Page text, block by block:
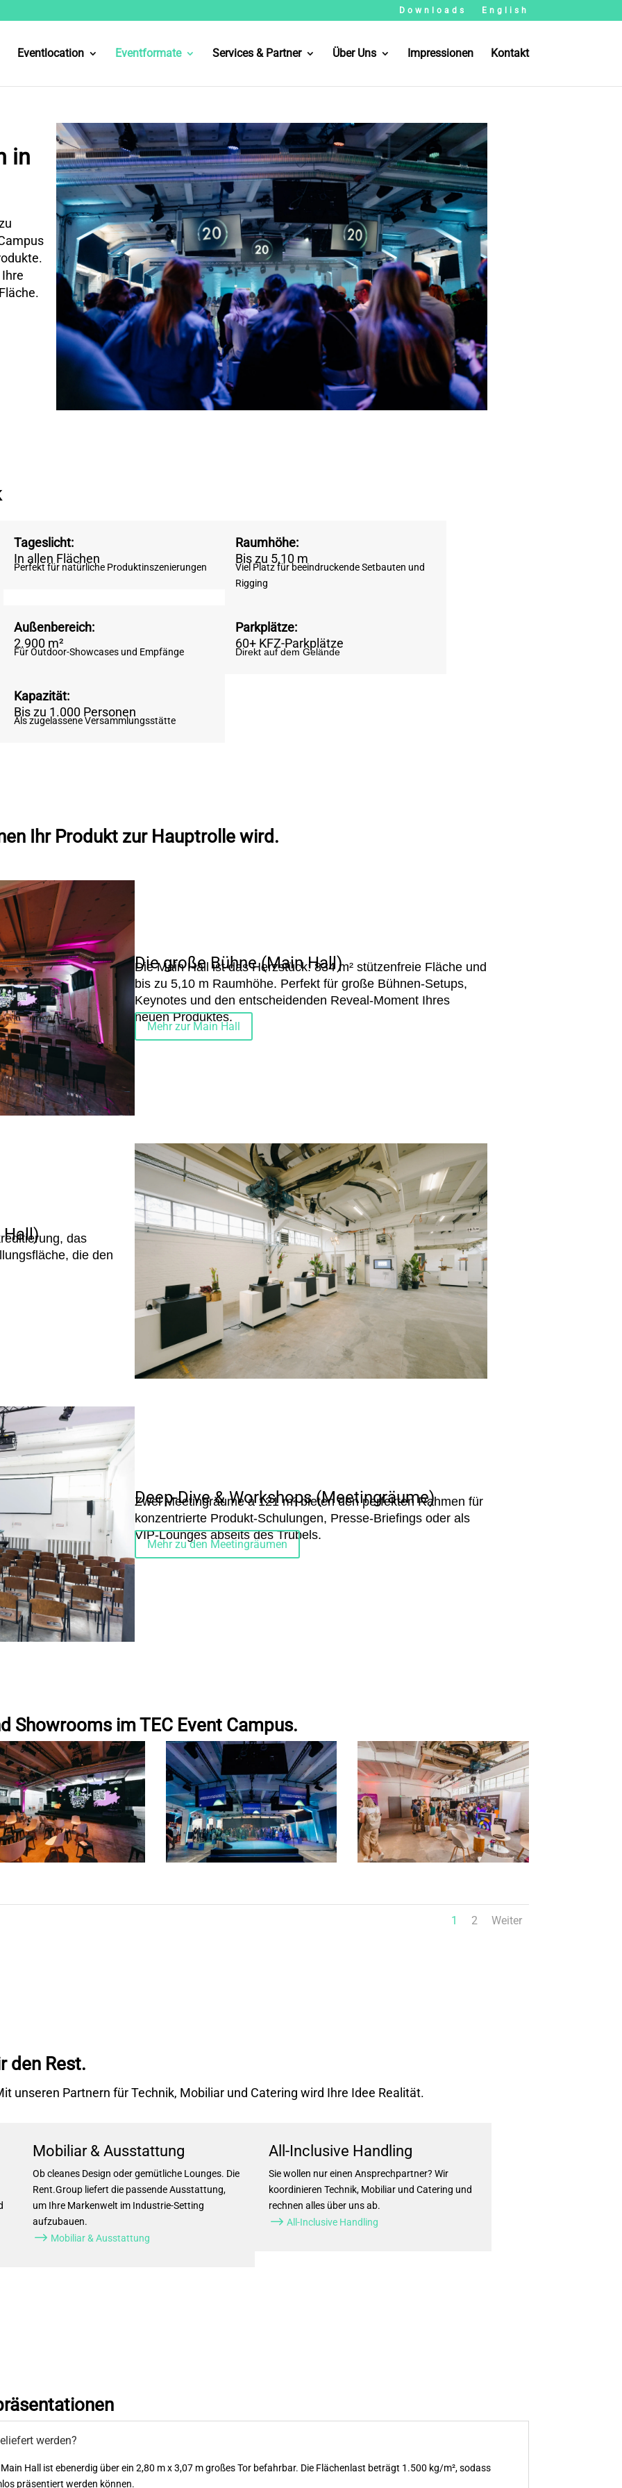
Downloads English
Eventlocation Eventformate Services & Partner Über Uns Impressionen Kontakt
in
Tageslicht:
In allen Flächen
Perfekt für natürliche Produktinszenierungen
Raumhöhe:
Bis zu 5,10 m
Viel Platz für beeindruckende Setbauten und
Rigging
Außenbereich:
2.900 m²
Für Outdoor-Showcases und Empfänge
Parkplätze:
60+ KFZ-Parkplätze
Direkt auf dem Gelände
Kapazität:
Bis zu 1.000 Personen
Als zugelassene Versammlungsstätte
Ihr Produkt zur Hauptrolle wird.
Die große Bühne (Main Hall)
Die Main Hall ist das Herzstück: 834 m² stützenfreie Fläche und
bis zu 5,10 m Raumhöhe. Perfekt für große Bühnen-Setups,
Keynotes und den entscheidenden Reveal-Moment Ihres
neuen Produktes.
Mehr zur Main Hall
Hall)
das
die den
Deep-Dive & Workshops (Meetingräume)
Zwei Meetingräume à 121 m² bieten den perfekten Rahmen für
konzentrierte Produkt-Schulungen, Presse-Briefings oder als
VIP-Lounges abseits des Trubels.
Mehr zu den Meetingräumen
Showrooms im TEC Event Campus.
1 2 Weiter
den Rest.
unseren Partnern für Technik, Mobiliar und Catering wird Ihre Idee Realität.
Mobiliar & Ausstattung
Ob cleanes Design oder gemütliche Lounges. Die
Rent.Group liefert die passende Ausstattung,
um Ihre Markenwelt im Industrie-Setting
aufzubauen.
$ Mobiliar & Ausstattung
All-Inclusive Handling
Sie wollen nur einen Ansprechpartner? Wir
koordinieren Technik, Mobiliar und Catering und
rechnen alles über uns ab.
$ All-Inclusive Handling
werden?
Hall ist ebenerdig über ein 2,80 m x 3,07 m großes Tor befahrbar. Die Flächenlast beträgt 1.500 kg/m², sodass
präsentiert werden können.